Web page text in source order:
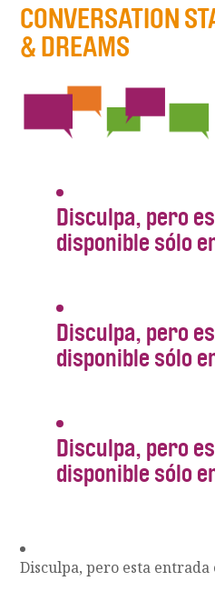
CONVERSATION
& DREAMS
Disculpa, pero
disponible sólo
Disculpa, pero
disponible sólo
Disculpa, pero
disponible sólo
Disculpa, pero esta